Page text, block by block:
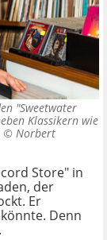
"Sweetwater
Klassikern wie
© Norbert
Store" in
der
Er
Denn